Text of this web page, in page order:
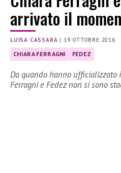
arrivato il
LUISA CASSARÀ | 19 OTTOBRE 2016
CHIARA FERRAGNI FEDEZ
Da quando hanno ufficializzato
Ferragni e Fedez non si sono